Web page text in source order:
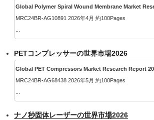
Global Polymer Spiral Wound Membrane Market
MRC24BR-AG10891 2026年4月 約100Pages
PETコンプレッサーの世界市場2026
Global PET Compressors Market Research Report
MRC24BR-AG68438 2026年5月 約100Pages
ナノ秒固体レーザーの世界市場2026